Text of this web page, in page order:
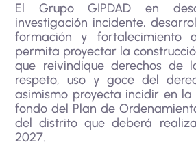
El Grupo GIPDAD en
investigación incidente,
formación y fortalecimiento
permita proyectar la
que reivindique derechos de
respeto, uso y goce del
asimismo proyecta incidir en
fondo del Plan de
del distrito que deberá
2027.